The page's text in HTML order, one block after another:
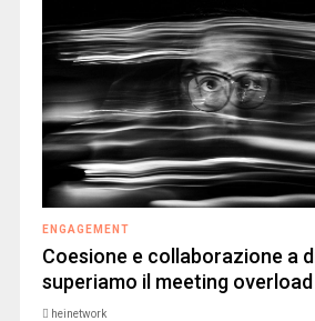
ENGAGEMENT
Coesione e collaborazione a
superiamo il meeting overload
heinetwork